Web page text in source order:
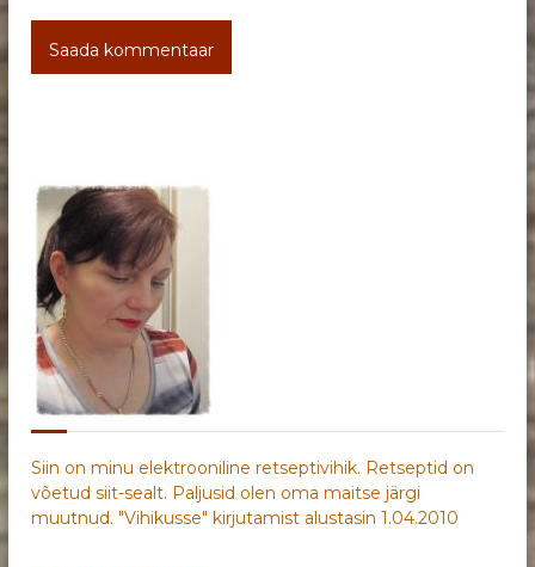
Siin on minu elektrooniline retseptivihik. Retseptid on
võetud siit-sealt. Paljusid olen oma maitse järgi
muutnud. "Vihikusse" kirjutamist alustasin 1.04.2010